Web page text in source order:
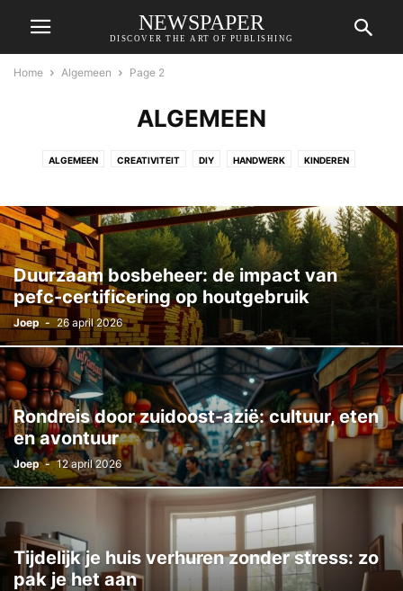
NEWSPAPER
DISCOVER THE ART OF PUBLISHING
Home Algemeen Page 2
ALGEMEEN
ALGEMEEN CREATIVITEIT DIY HANDWERK KINDEREN
Duurzaam bosbeheer: de impact van
pefc-certificering op houtgebruik
Joep - 26 april 2026
Rondreis door zuidoost-azië: cultuur, eten
en avontuur
Joep - 12 april 2026
Tijdelijk je huis verhuren zonder stress: zo
pak je het aan